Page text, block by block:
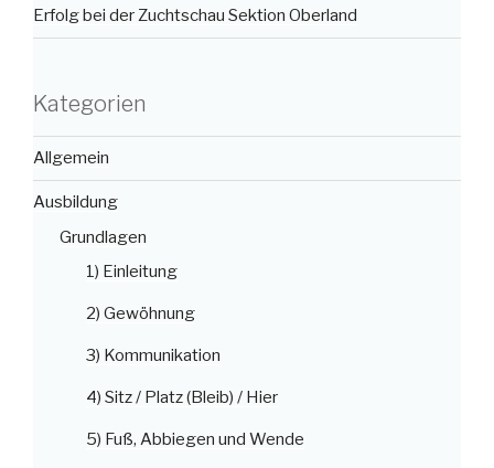
Erfolg bei der Zuchtschau Sektion Oberland
Kategorien
Allgemein
Ausbildung
Grundlagen
1) Einleitung
2) Gewöhnung
3) Kommunikation
4) Sitz / Platz (Bleib) / Hier
5) Fuß, Abbiegen und Wende